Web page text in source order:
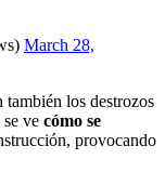
March 28,
también los destrozos
ve cómo se
provocando